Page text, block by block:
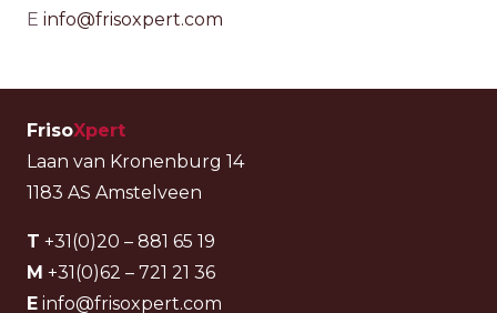
E info@frisoxpert.com
FrisoXpert
Laan van Kronenburg 14
1183 AS Amstelveen
T +31(0)20 – 881 65 19
M +31(0)62 – 721 21 36
E info@frisoxpert.com